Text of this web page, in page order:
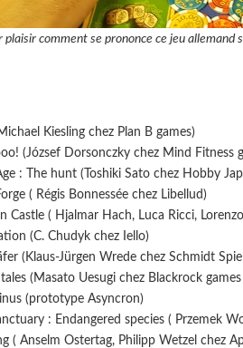
plaisir comment se prononce ce jeu allemand
Kiesling chez Plan B games)
(József Dorsonczky chez Mind Fitness
: The hunt (Toshiki Sato chez Hobby
( Régis Bonnessée chez Libellud)
Castle ( Hjalmar Hach, Luca Ricci,
(C. Chudyk chez Iello)
(Klaus-Jürgen Wrede chez Schmidt
tales (Masato Uesugi chez Blackrock games
(prototype Asyncron)
: Endangered species ( Przemek
( Anselm Ostertag, Philipp Wetzel chez